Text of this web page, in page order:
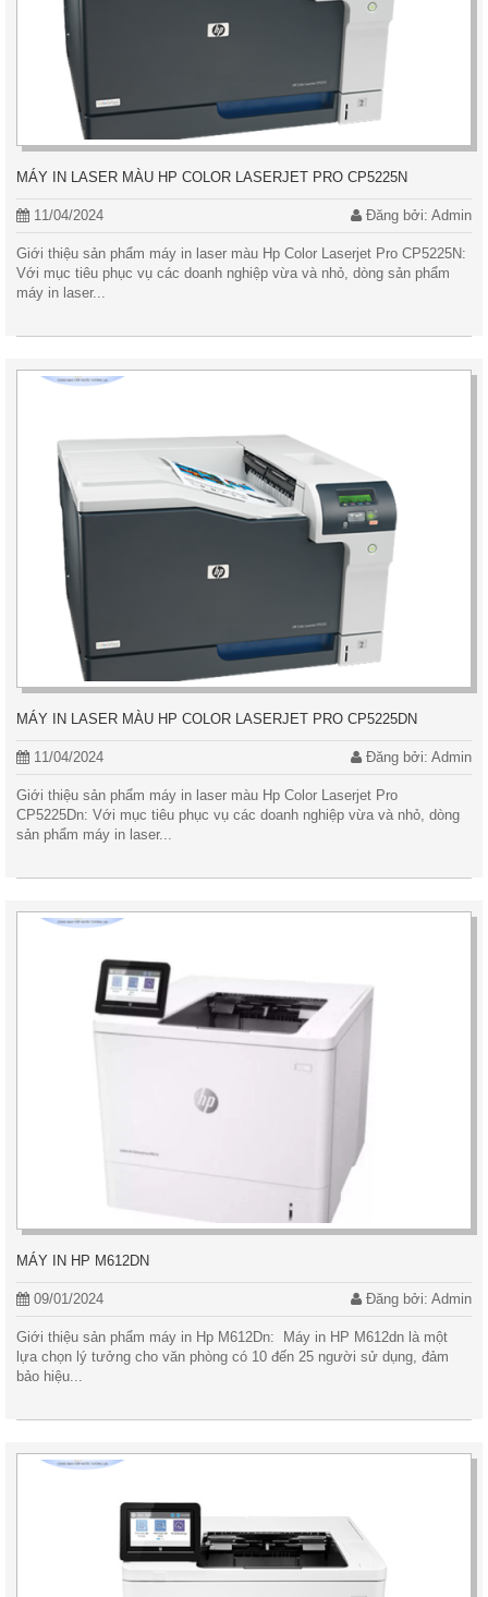
MÁY IN LASER MÀU HP COLOR LASERJET PRO CP5225N
11/04/2024 Đăng bởi: Admin
Giới thiệu sản phẩm máy in laser màu Hp Color Laserjet Pro CP5225N:
Với mục tiêu phục vụ các doanh nghiệp vừa và nhỏ, dòng sản phẩm
máy in laser...
MÁY IN LASER MÀU HP COLOR LASERJET PRO CP5225DN
11/04/2024 Đăng bởi: Admin
Giới thiệu sản phẩm máy in laser màu Hp Color Laserjet Pro
CP5225Dn: Với mục tiêu phục vụ các doanh nghiệp vừa và nhỏ, dòng
sản phẩm máy in laser...
MÁY IN HP M612DN
09/01/2024 Đăng bởi: Admin
Giới thiệu sản phẩm máy in Hp M612Dn: Máy in HP M612dn là một
lựa chọn lý tưởng cho văn phòng có 10 đến 25 người sử dụng, đảm
bảo hiệu...